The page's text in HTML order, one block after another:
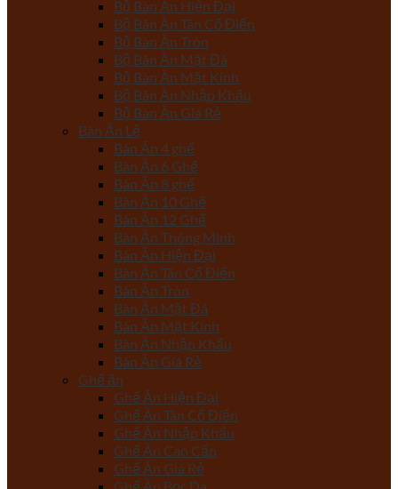
Bộ Bàn Ăn Hiện Đại
Bộ Bàn Ăn Tân Cổ Điển
Bộ Bàn Ăn Tròn
Bộ Bàn Ăn Mặt Đá
Bộ Bàn Ăn Mặt Kính
Bộ Bàn Ăn Nhập Khẩu
Bộ Bàn Ăn Giá Rẻ
Bàn Ăn Lẻ
Bàn Ăn 4 ghế
Bàn Ăn 6 Ghế
Bàn Ăn 8 ghế
Bàn Ăn 10 Ghế
Bàn Ăn 12 Ghế
Bàn Ăn Thông Minh
Bàn Ăn Hiện Đại
Bàn Ăn Tân Cổ Điển
Bàn Ăn Tròn
Bàn Ăn Mặt Đá
Bàn Ăn Mặt Kính
Bàn Ăn Nhập Khẩu
Bàn Ăn Giá Rẻ
Ghế ăn
Ghế Ăn Hiện Đại
Ghế Ăn Tân Cổ Điển
Ghế Ăn Nhập Khẩu
Ghế Ăn Cao Cấp
Ghế Ăn Giá Rẻ